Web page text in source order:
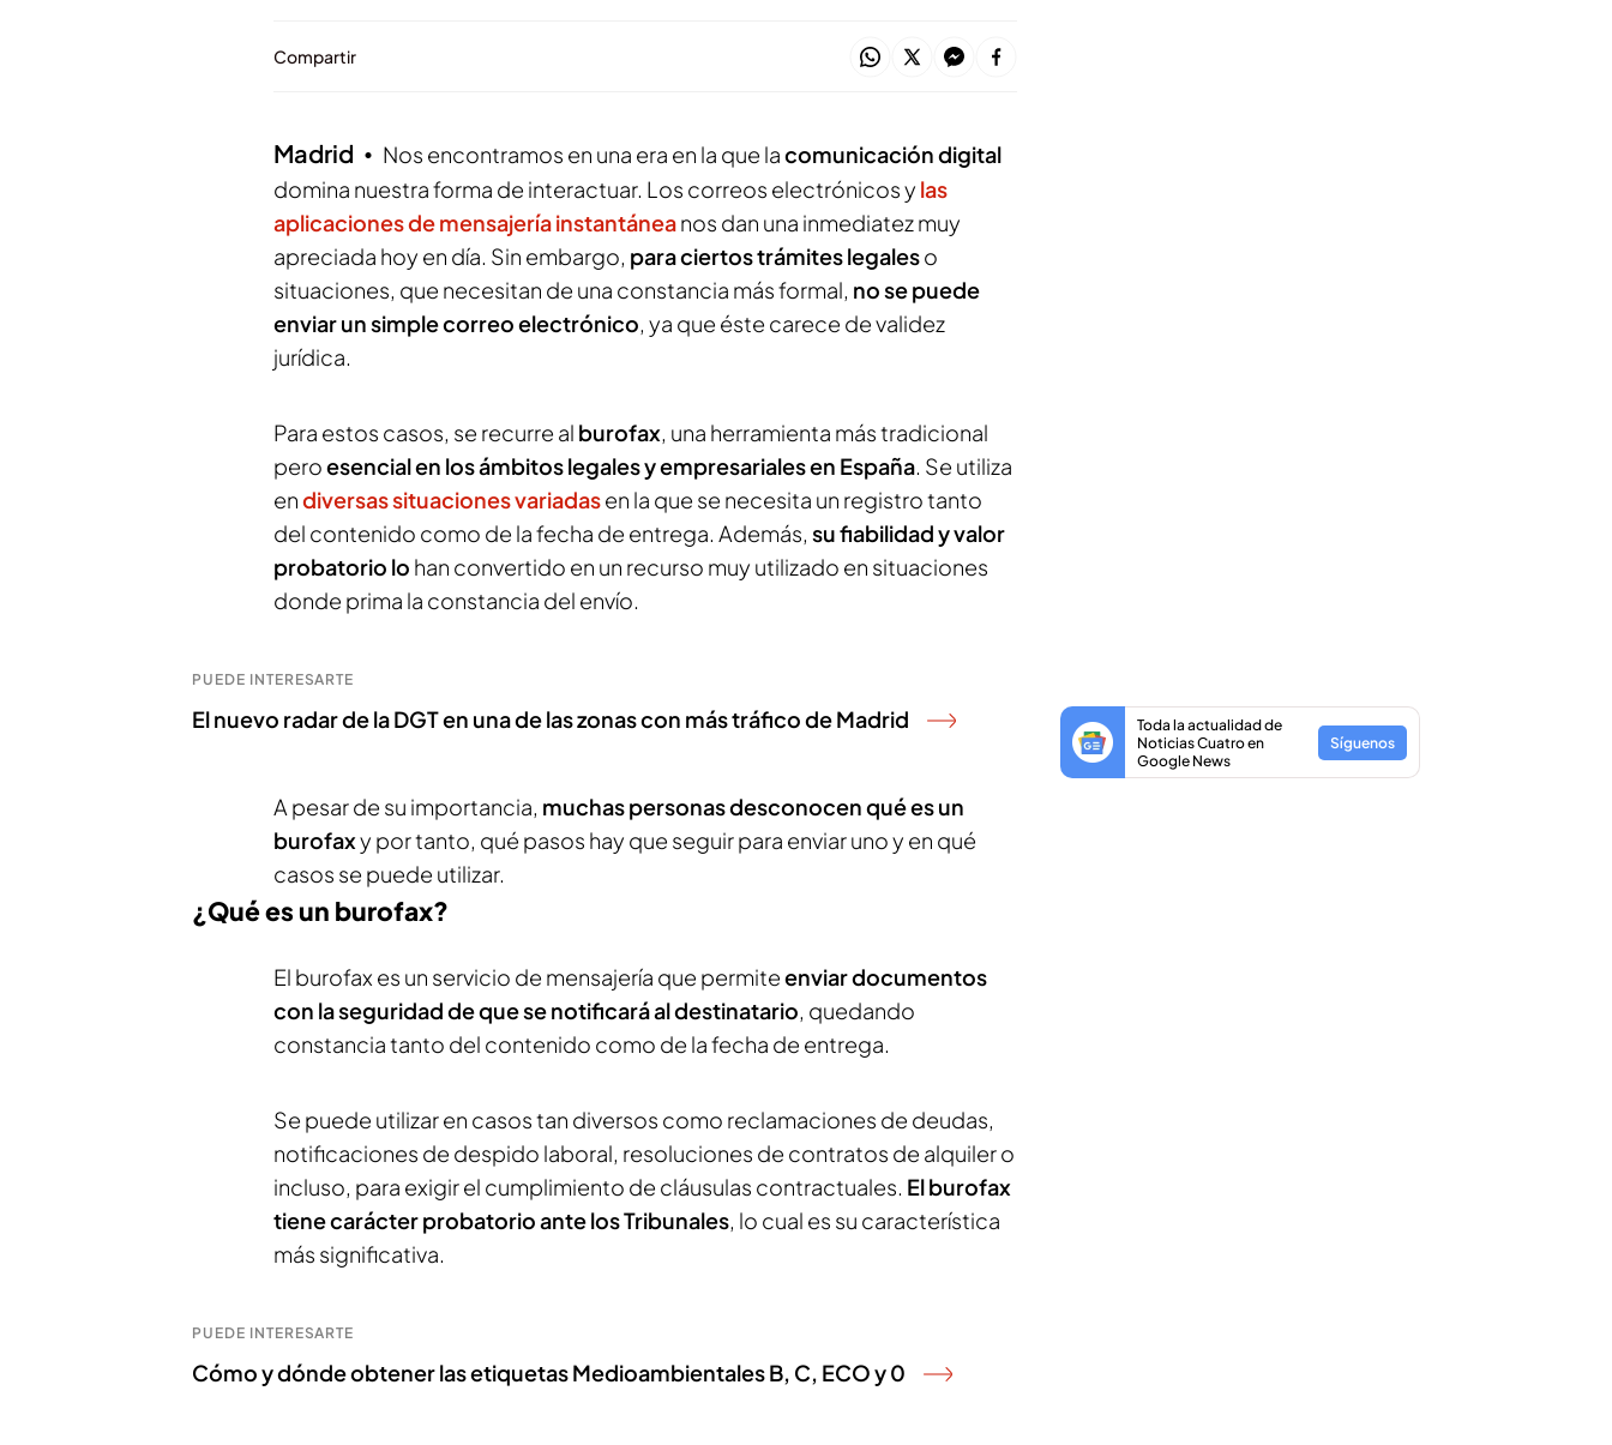
Compartir
Madrid Nos encontramos en una era en la que lacomunicación digital
domina nuestra forma de interactuar. Los correos electrónicos y las
aplicaciones de mensajería instantáneanos dan una inmediatez muy
apreciada hoy en día. Sin embargo, para ciertos trámites legaleso
situaciones, que necesitan de una constancia más formal, no se puede
enviar un simple correo electrónico, ya que éste carece de validez
jurídica.
Para estos casos, se recurre al burofax, una herramienta más tradicional
peroesencial en los ámbitos legales y empresariales en España. Se utiliza
endiversas situaciones variadasen la que se necesita un registro tanto
del contenido como de la fecha de entrega. Además, su fiabilidad y valor
probatorio lo han convertido en un recurso muy utilizado en situaciones
donde prima la constancia del envío.
PUEDE INTERESARTE
El nuevo radar de la DGT en una de las zonas con más tráfico de Madrid
A pesar de su importancia, muchas personas desconocen qué es un
burofaxy por tanto, qué pasos hay que seguir para enviar uno y en qué
casos se puede utilizar.
¿Qué es un burofax?
El burofax es un servicio de mensajería que permiteenviar documentos
con la seguridad de que se notificará al destinatario, quedando
constancia tanto del contenido como de la fecha de entrega.
Se puede utilizar en casos tan diversos como reclamaciones de deudas,
notificaciones de despido laboral, resoluciones de contratos de alquiler o
incluso, para exigir el cumplimiento de cláusulas contractuales. El burofax
tiene carácter probatorio ante los Tribunales, lo cual es su característica
más significativa.
PUEDE INTERESARTE
Cómo y dónde obtener las etiquetas Medioambientales B, C, ECO y 0
Toda la actualidad de
Noticias Cuatro en
Google News
Síguenos